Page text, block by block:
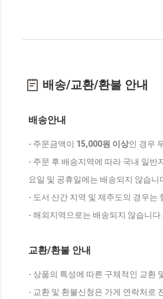
배송/교환/환불 안내
배송안내
- 주문금액이 15,000원 이상인 경우
- 주문 후 배송지역에 따라 국내 일반
요일 및 공휴일에는 배송되지 않습니
- 도서 산간 지역 및 제주도의 경우
- 해외지역으로는 배송되지 않습니다.
교환/환불 안내
- 상품의 특성에 따른 구체적인 교환
- 교환 및 환불신청은 가게 연락처로